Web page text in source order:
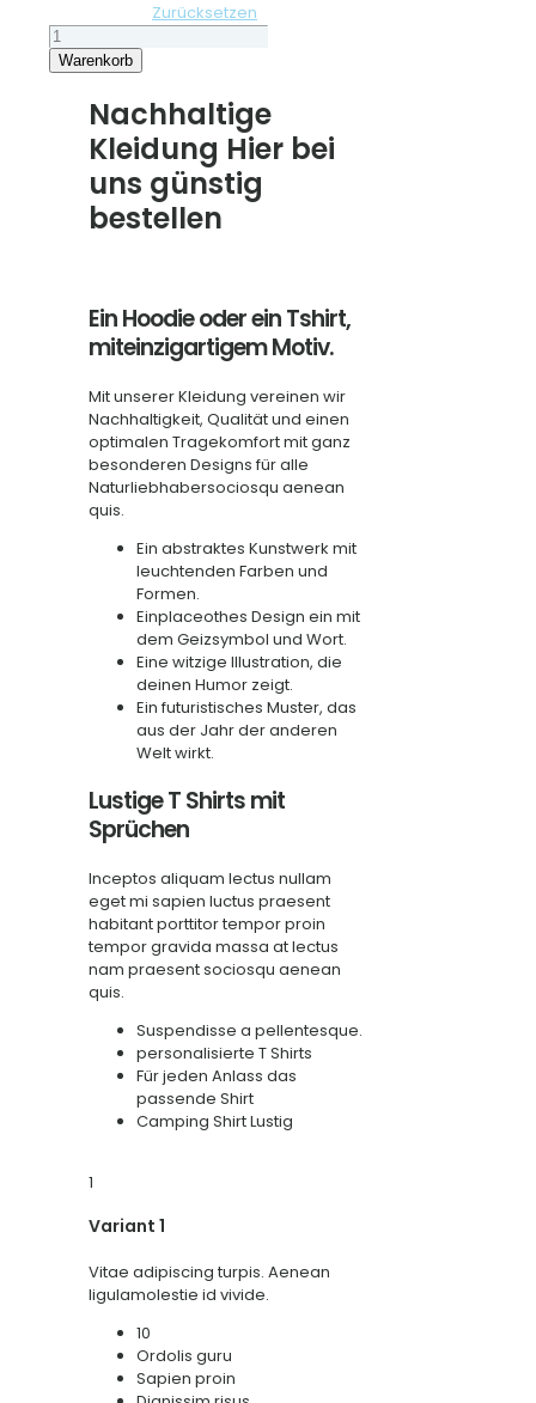
Zurücksetzen
Cooler
Hoodie
"Ostsee
Camper
Menge
Warenkorb
Nachhaltige
Kleidung Hier bei
uns günstig
bestellen
Ein Hoodie oder ein Tshirt,
miteinzigartigem Motiv.
Mit unserer Kleidung vereinen wir
Nachhaltigkeit, Qualität und einen
optimalen Tragekomfort mit ganz
besonderen Designs für alle
Naturliebhabersociosqu aenean
quis.
Ein abstraktes Kunstwerk mit
leuchtenden Farben und
Formen.
Einplaceothes Design ein mit
dem Geizsymbol und Wort.
Eine witzige Illustration, die
deinen Humor zeigt.
Ein futuristisches Muster, das
aus der Jahr der anderen
Welt wirkt.
Lustige T Shirts mit
Sprüchen
Inceptos aliquam lectus nullam
eget mi sapien luctus praesent
habitant porttitor tempor proin
tempor gravida massa at lectus
nam praesent sociosqu aenean
quis.
Suspendisse a pellentesque.
personalisierte T Shirts
Für jeden Anlass das
passende Shirt
Camping Shirt Lustig
1
Variant 1
Vitae adipiscing turpis. Aenean
ligulamolestie id vivide.
10
Ordolis guru
Sapien proin